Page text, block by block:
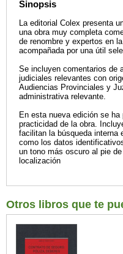
Sinopsis
La editorial Colex presenta
una obra muy completa
de renombre y expertos en
acompañada por una útil
Se incluyen comentarios de
judiciales relevantes con
Audiencias Provinciales y
administrativa relevante.
En esta nueva edición se
practicidad de la obra.
facilitan la búsqueda
como los datos
un tono más oscuro al pie
localización
Otros libros que te